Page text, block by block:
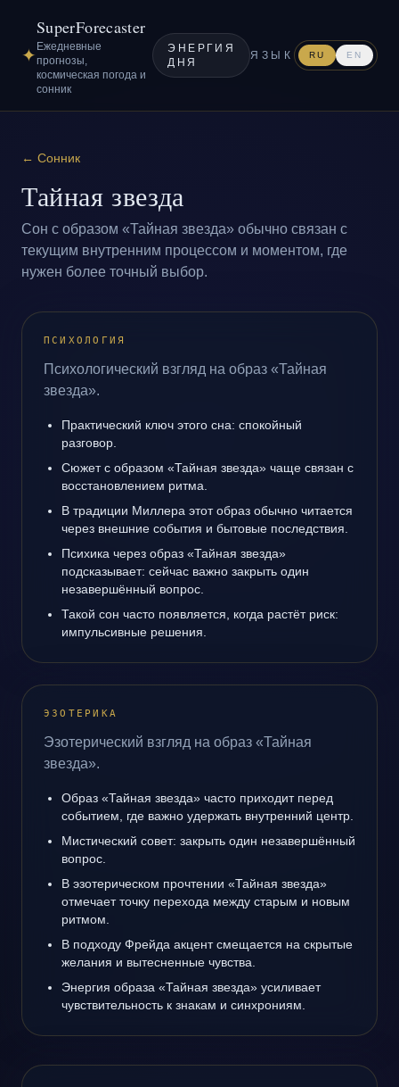
✦
SuperForecaster
Ежедневные
прогнозы,
космическая погода и
сонник
ЭНЕРГИЯ
ДНЯ
ЯЗЫК RU EN
← Сонник
Тайная звезда
Сон с образом «Тайная звезда» обычно связан с
текущим внутренним процессом и моментом, где
нужен более точный выбор.
ПСИХОЛОГИЯ
Психологический взгляд на образ «Тайная
звезда».
Практический ключ этого сна: спокойный
разговор.
Сюжет с образом «Тайная звезда» чаще связан с
восстановлением ритма.
В традиции Миллера этот образ обычно читается
через внешние события и бытовые последствия.
Психика через образ «Тайная звезда»
подсказывает: сейчас важно закрыть один
незавершённый вопрос.
Такой сон часто появляется, когда растёт риск:
импульсивные решения.
ЭЗОТЕРИКА
Эзотерический взгляд на образ «Тайная
звезда».
Образ «Тайная звезда» часто приходит перед
событием, где важно удержать внутренний центр.
Мистический совет: закрыть один незавершённый
вопрос.
В эзотерическом прочтении «Тайная звезда»
отмечает точку перехода между старым и новым
ритмом.
В подходу Фрейда акцент смещается на скрытые
желания и вытесненные чувства.
Энергия образа «Тайная звезда» усиливает
чувствительность к знакам и синхрониям.